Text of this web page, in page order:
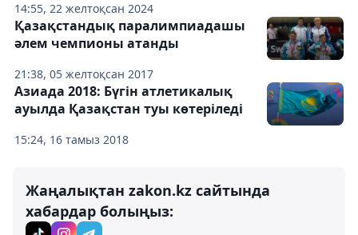
14:55, 22 желтоқсан 2024
21:38, 05 желтоқсан 2017
Қазақстандық паралимпиадашы
әлем чемпионы атанды
15:24, 16 тамыз 2018
Азиада 2018: Бүгін атлетикалық
ауылда Қазақстан туы көтеріледі
Жаңалықтан zakon.kz сайтында
хабардар болыңыз: